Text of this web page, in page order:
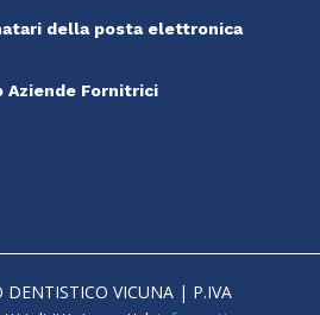
della posta elettronica
Aziende Fornitrici
VICUNA | P.IVA